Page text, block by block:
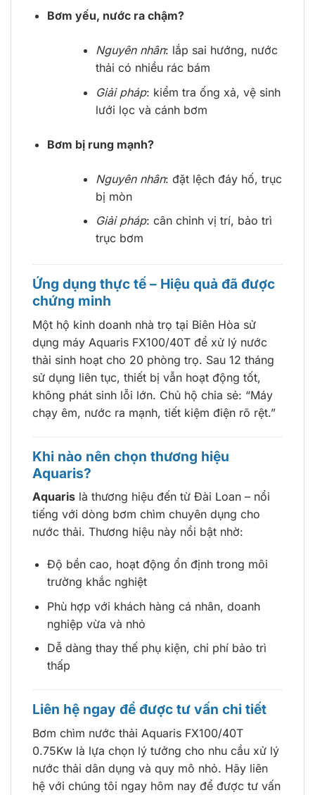
Bơm yếu, nước ra chậm?
Nguyên nhân: lắp sai hướng, nước
thải có nhiều rác bám
Giải pháp: kiểm tra ống xả, vệ sinh
lưới lọc và cánh bơm
Bơm bị rung mạnh?
Nguyên nhân: đặt lệch đáy hố, trục
bị mòn
Giải pháp: cân chỉnh vị trí, bảo trì
trục bơm
Ứng dụng thực tế – Hiệu quả đã được
chứng minh
Một hộ kinh doanh nhà trọ tại Biên Hòa sử
dụng máy Aquaris FX100/40T để xử lý nước
thải sinh hoạt cho 20 phòng trọ. Sau 12 tháng
sử dụng liên tục, thiết bị vẫn hoạt động tốt,
không phát sinh lỗi lớn. Chủ hộ chia sẻ: “Máy
chạy êm, nước ra mạnh, tiết kiệm điện rõ rệt.”
Khi nào nên chọn thương hiệu
Aquaris?
Aquaris là thương hiệu đến từ Đài Loan – nổi
tiếng với dòng bơm chìm chuyên dụng cho
nước thải. Thương hiệu này nổi bật nhờ:
Độ bền cao, hoạt động ổn định trong môi
trường khắc nghiệt
Phù hợp với khách hàng cá nhân, doanh
nghiệp vừa và nhỏ
Dễ dàng thay thế phụ kiện, chi phí bảo trì
thấp
Liên hệ ngay để được tư vấn chi tiết
Bơm chìm nước thải Aquaris FX100/40T
0.75Kw là lựa chọn lý tưởng cho nhu cầu xử lý
nước thải dân dụng và quy mô nhỏ. Hãy liên
hệ với chúng tôi ngay hôm nay để được tư vấn